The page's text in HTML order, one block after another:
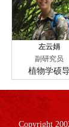
左云娟
副研究员
植物学硕导
Copyright